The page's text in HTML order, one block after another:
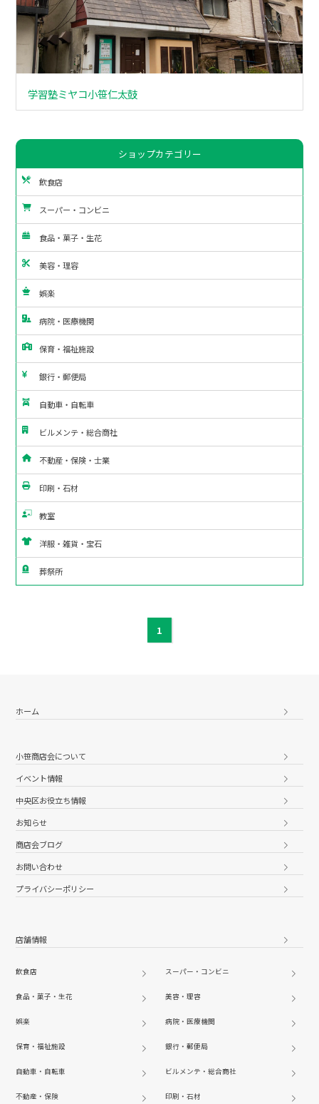
学習塾ミヤコ小笹仁太鼓
ショップカテゴリー
飲食店
スーパー・コンビニ
食品・菓子・生花
美容・理容
娯楽
病院・医療機関
保育・福祉施設
銀行・郵便局
自動車・自転車
ビルメンテ・総合商社
不動産・保険・士業
印刷・石材
教室
洋服・雑貨・宝石
葬祭所
1
ホーム
小笹商店会について
イベント情報
中央区お役立ち情報
お知らせ
商店会ブログ
お問い合わせ
プライバシーポリシー
店舗情報
飲食店 スーパー・コンビニ
食品・菓子・生花 美容・理容
娯楽 病院・医療機関
保育・福祉施設 銀行・郵便局
自動車・自転車 ビルメンテ・総合商社
不動産・保険 印刷・石材